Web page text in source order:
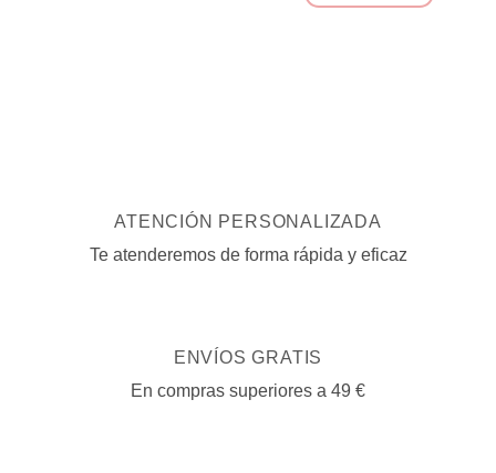
elegir
en
ATENCIÓN PERSONALIZADA
Te atenderemos de forma rápida y eficaz
ENVÍOS GRATIS
En compras superiores a 49 €